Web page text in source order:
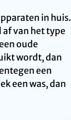
in huis.
van het type
oude
wordt, dan
een
een was, dan